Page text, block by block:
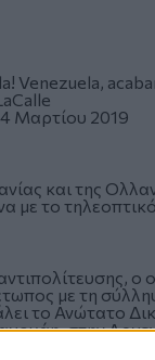
Venezuela,
4 Μαρτίου 2019
και της
με το
με τη
το Ανώτατο
στην